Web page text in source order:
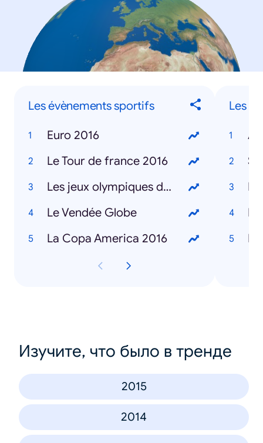
Les évènements sportifs
Euro 2016
Le Tour de france 2016
Les jeux olympiques de Rio
Le Vendée Globe
La Copa America 2016
Les
Изучите, что было в тренде
2015
2014